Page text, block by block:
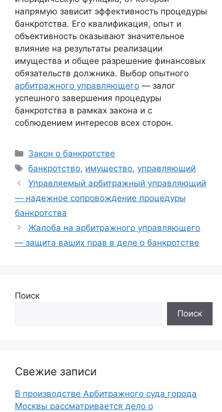
напрямую зависит эффективность процедуры
банкротства. Его квалификация, опыт и
объективность оказывают значительное
влияние на результаты реализации
имущества и общее разрешение финансовых
обязательств должника. Выбор опытного
арбитражного управляющего — залог
успешного завершения процедуры
банкротства в рамках закона и с
соблюдением интересов всех сторон.
Рубрики
Закон о банкротстве
Метки
банкротство, имущество,управляющий
Управляемый арбитражный управляющий
— надежное сопровождение процедуры
банкротства
Жалоба на арбитражного управляющего
— защита ваших прав в деле о банкротстве
Поиск
Поиск
Свежие записи
В производстве Арбитражного суда города
Москвы рассматривается дело о